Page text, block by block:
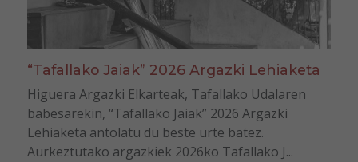
“Tafallako Jaiak” 2026 Argazki Lehiaketa
Higuera Argazki Elkarteak, Tafallako Udalaren
babesarekin, “Tafallako Jaiak” 2026 Argazki
Lehiaketa antolatu du beste urte batez.
Aurkeztutako argazkiek 2026ko Tafallako J...